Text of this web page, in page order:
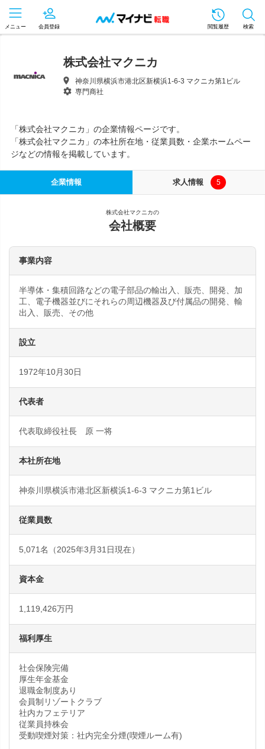
メニュー 会員登録 閲覧履歴 検索
株式会社マクニカ
神奈川県横浜市港北区新横浜1-6-3 マクニカ第1ビル
専門商社
「株式会社マクニカ」の企業情報ページです。
「株式会社マクニカ」の本社所在地・従業員数・企業ホームペー
ジなどの情報を掲載しています。
企業情報 求人情報 5
株式会社マクニカの
会社概要
事業内容
半導体・集積回路などの電子部品の輸出入、販売、開発、加
工、電子機器並びにそれらの周辺機器及び付属品の開発、輸
出入、販売、その他
設立
1972年10月30日
代表者
代表取締役社長 原 一将
本社所在地
神奈川県横浜市港北区新横浜1-6-3 マクニカ第1ビル
従業員数
5,071名（2025年3月31日現在）
資本金
1,119,426万円
福利厚生
社会保険完備
厚生年金基金
退職金制度あり
会員制リゾートクラブ
社内カフェテリア
従業員持株会
受動喫煙対策：社内完全分煙(喫煙ルーム有)